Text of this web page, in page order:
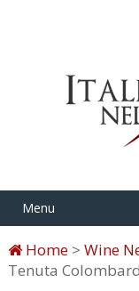
Menu
Home> Wine
Tenuta